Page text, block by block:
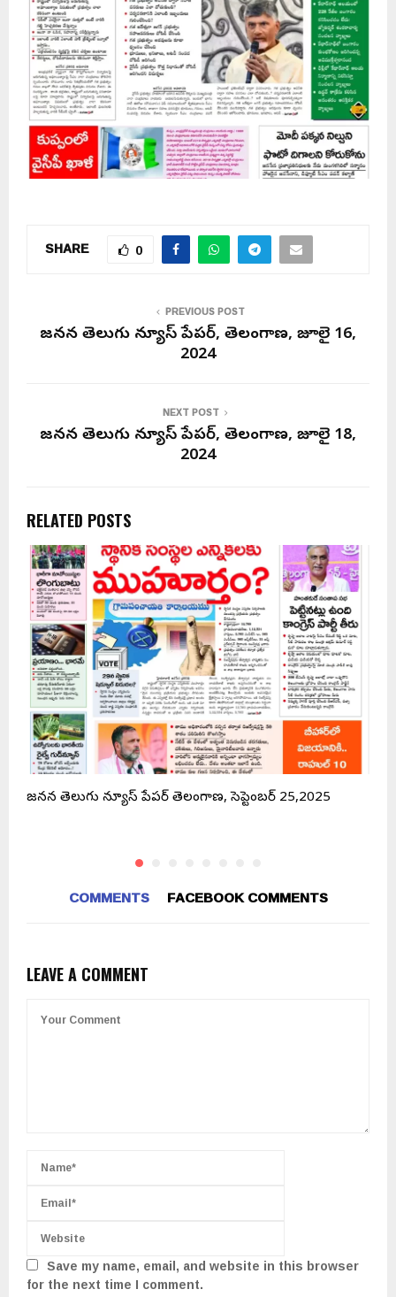
SHARE 0
PREVIOUS POST
జనసేన తెలుగు న్యూస్ పేపర్, తెలంగాణ, జూలై 16,
2024
NEXT POST
జనసేన తెలుగు న్యూస్ పేపర్, తెలంగాణ, జూలై 18,
2024
RELATED POSTS
జనసేన తెలుగు న్యూస్ పేపర్ తెలంగాణ, సెప్టెంబర్ 25,2025
COMMENTS FACEBOOK COMMENTS
LEAVE A COMMENT
Save my name, email, and website in this browser
for the next time I comment.